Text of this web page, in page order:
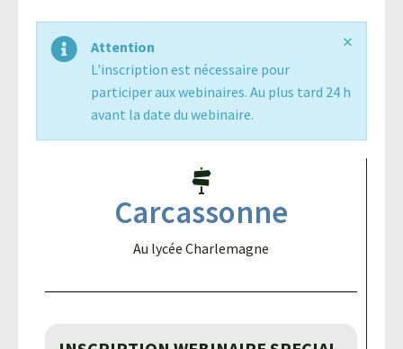
Trouver
Attention
L'inscription est nécessaire pour
participer aux webinaires. Au plus tard 24 h
avant la date du webinaire.
×
Carcassonne
Au lycée Charlemagne